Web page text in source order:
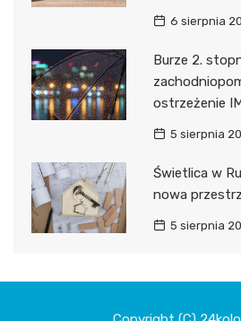
6 sierpnia
Burze 2.
ostrzeżenie
5 sierpnia
Świetlica w
nowa
5 sierpnia